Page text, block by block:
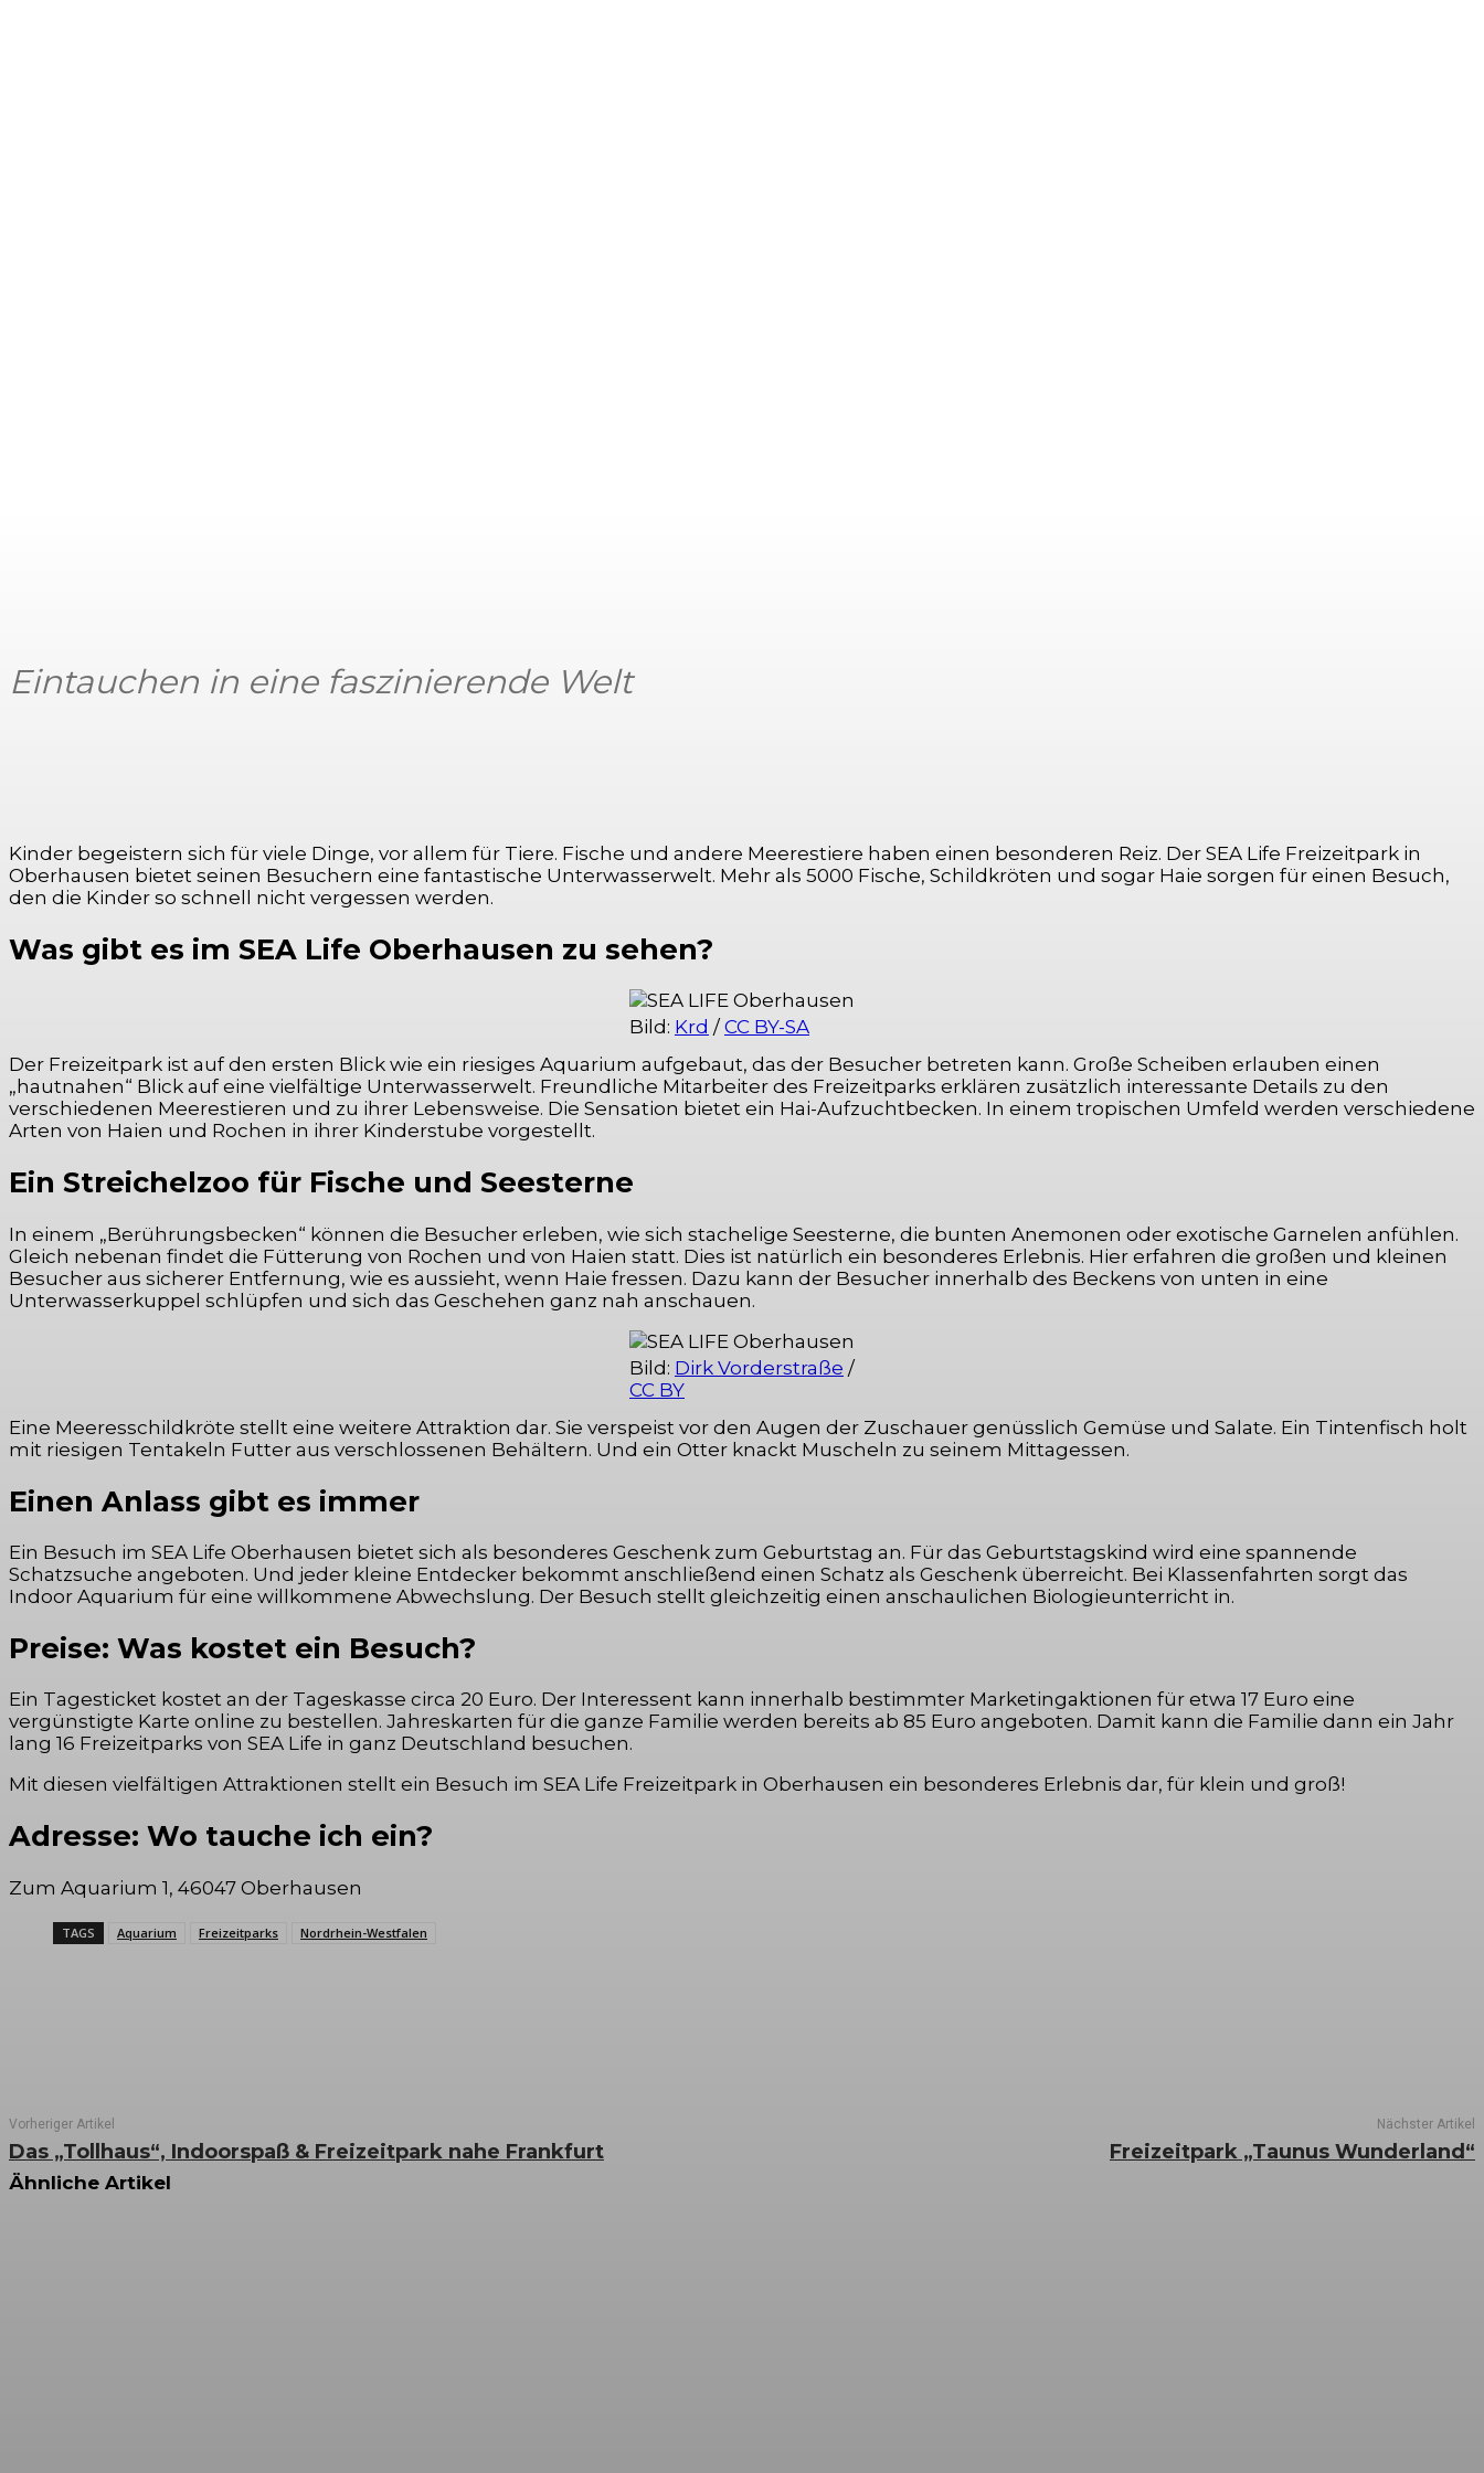
Eintauchen in eine faszinierende Welt
Kinder begeistern sich für viele Dinge, vor allem für Tiere. Fische und andere Meerestiere haben einen besonderen Reiz. Der SEA Life Freizeitpark in
Oberhausen bietet seinen Besuchern eine fantastische Unterwasserwelt. Mehr als 5000 Fische, Schildkröten und sogar Haie sorgen für einen Besuch,
den die Kinder so schnell nicht vergessen werden.
Was gibt es im SEA Life Oberhausen zu sehen?
Bild: Krd / CC BY-SA
Der Freizeitpark ist auf den ersten Blick wie ein riesiges Aquarium aufgebaut, das der Besucher betreten kann. Große Scheiben erlauben einen
„hautnahen“ Blick auf eine vielfältige Unterwasserwelt. Freundliche Mitarbeiter des Freizeitparks erklären zusätzlich interessante Details zu den
verschiedenen Meerestieren und zu ihrer Lebensweise. Die Sensation bietet ein Hai-Aufzuchtbecken. In einem tropischen Umfeld werden verschiedene
Arten von Haien und Rochen in ihrer Kinderstube vorgestellt.
Ein Streichelzoo für Fische und Seesterne
In einem „Berührungsbecken“ können die Besucher erleben, wie sich stachelige Seesterne, die bunten Anemonen oder exotische Garnelen anfühlen.
Gleich nebenan findet die Fütterung von Rochen und von Haien statt. Dies ist natürlich ein besonderes Erlebnis. Hier erfahren die großen und kleinen
Besucher aus sicherer Entfernung, wie es aussieht, wenn Haie fressen. Dazu kann der Besucher innerhalb des Beckens von unten in eine
Unterwasserkuppel schlüpfen und sich das Geschehen ganz nah anschauen.
Bild: Dirk Vorderstraße /
CC BY
Eine Meeresschildkröte stellt eine weitere Attraktion dar. Sie verspeist vor den Augen der Zuschauer genüsslich Gemüse und Salate. Ein Tintenfisch holt
mit riesigen Tentakeln Futter aus verschlossenen Behältern. Und ein Otter knackt Muscheln zu seinem Mittagessen.
Einen Anlass gibt es immer
Ein Besuch im SEA Life Oberhausen bietet sich als besonderes Geschenk zum Geburtstag an. Für das Geburtstagskind wird eine spannende
Schatzsuche angeboten. Und jeder kleine Entdecker bekommt anschließend einen Schatz als Geschenk überreicht. Bei Klassenfahrten sorgt das
Indoor Aquarium für eine willkommene Abwechslung. Der Besuch stellt gleichzeitig einen anschaulichen Biologieunterricht in.
Preise: Was kostet ein Besuch?
Ein Tagesticket kostet an der Tageskasse circa 20 Euro. Der Interessent kann innerhalb bestimmter Marketingaktionen für etwa 17 Euro eine
vergünstigte Karte online zu bestellen. Jahreskarten für die ganze Familie werden bereits ab 85 Euro angeboten. Damit kann die Familie dann ein Jahr
lang 16 Freizeitparks von SEA Life in ganz Deutschland besuchen.
Mit diesen vielfältigen Attraktionen stellt ein Besuch im SEA Life Freizeitpark in Oberhausen ein besonderes Erlebnis dar, für klein und groß!
Adresse: Wo tauche ich ein?
Zum Aquarium 1, 46047 Oberhausen
TAGS Aquarium Freizeitparks Nordrhein-Westfalen
Vorheriger Artikel
Das „Tollhaus“, Indoorspaß & Freizeitpark nahe Frankfurt
Nächster Artikel
Freizeitpark „Taunus Wunderland“
Ähnliche Artikel